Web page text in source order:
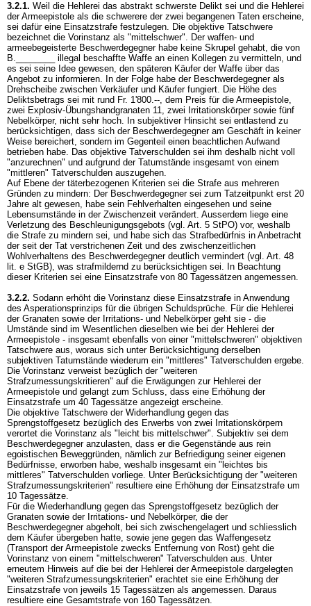
3.2.1. Weil die Hehlerei das abstrakt schwerste Delikt sei und die Hehlerei
der Armeepistole als die schwerere der zwei begangenen Taten erscheine,
sei dafür eine Einsatzstrafe festzulegen. Die objektive Tatschwere
bezeichnet die Vorinstanz als "mittelschwer". Der waffen- und
armeebegeisterte Beschwerdegegner habe keine Skrupel gehabt, die von
B.________ illegal beschaffte Waffe an einen Kollegen zu vermitteln, und
es sei seine Idee gewesen, den späteren Käufer der Waffe über das
Angebot zu informieren. In der Folge habe der Beschwerdegegner als
Drehscheibe zwischen Verkäufer und Käufer fungiert. Die Höhe des
Deliktsbetrags sei mit rund Fr. 1'800.--, dem Preis für die Armeepistole,
zwei Explosiv-Übungshandgranaten 11, zwei Irritationskörper sowie fünf
Nebelkörper, nicht sehr hoch. In subjektiver Hinsicht sei entlastend zu
berücksichtigen, dass sich der Beschwerdegegner am Geschäft in keiner
Weise bereichert, sondern im Gegenteil einen beachtlichen Aufwand
betrieben habe. Das objektive Tatverschulden sei ihm deshalb nicht voll
"anzurechnen" und aufgrund der Tatumstände insgesamt von einem
"mittleren" Tatverschulden auszugehen.
Auf Ebene der täterbezogenen Kriterien sei die Strafe aus mehreren
Gründen zu mindern: Der Beschwerdegegner sei zum Tatzeitpunkt erst 20
Jahre alt gewesen, habe sein Fehlverhalten eingesehen und seine
Lebensumstände in der Zwischenzeit verändert. Ausserdem liege eine
Verletzung des Beschleunigungsgebots (vgl. Art. 5 StPO) vor, weshalb
die Strafe zu mindern sei, und habe sich das Strafbedürfnis in Anbetracht
der seit der Tat verstrichenen Zeit und des zwischenzeitlichen
Wohlverhaltens des Beschwerdegegner deutlich vermindert (vgl. Art. 48
lit. e StGB), was strafmildernd zu berücksichtigen sei. In Beachtung
dieser Kriterien sei eine Einsatzstrafe von 80 Tagessätzen angemessen.
3.2.2. Sodann erhöht die Vorinstanz diese Einsatzstrafe in Anwendung
des Asperationsprinzips für die übrigen Schuldsprüche. Für die Hehlerei
der Granaten sowie der Irritations- und Nebelkörper geht sie - die
Umstände sind im Wesentlichen dieselben wie bei der Hehlerei der
Armeepistole - insgesamt ebenfalls von einer "mittelschweren" objektiven
Tatschwere aus, woraus sich unter Berücksichtigung derselben
subjektiven Tatumstände wiederum ein "mittleres" Tatverschulden ergebe.
Die Vorinstanz verweist bezüglich der "weiteren
Strafzumessungskritieren" auf die Erwägungen zur Hehlerei der
Armeepistole und gelangt zum Schluss, dass eine Erhöhung der
Einsatzstrafe um 40 Tagessätze angezeigt erscheine.
Die objektive Tatschwere der Widerhandlung gegen das
Sprengstoffgesetz bezüglich des Erwerbs von zwei Irritationskörpern
verortet die Vorinstanz als "leicht bis mittelschwer". Subjektiv sei dem
Beschwerdegegner anzulasten, dass er die Gegenstände aus rein
egoistischen Beweggründen, nämlich zur Befriedigung seiner eigenen
Bedürfnisse, erworben habe, weshalb insgesamt ein "leichtes bis
mittleres" Tatverschulden vorliege. Unter Berücksichtigung der "weiteren
Strafzumessungskriterien" resultiere eine Erhöhung der Einsatzstrafe um
10 Tagessätze.
Für die Wiederhandlung gegen das Sprengstoffgesetz bezüglich der
Granaten sowie der Irritations- und Nebelkörper, die der
Beschwerdegegner abgeholt, bei sich zwischengelagert und schliesslich
dem Käufer übergeben hatte, sowie jene gegen das Waffengesetz
(Transport der Armeepistole zwecks Entfernung von Rost) geht die
Vorinstanz von einem "mittelschweren" Tatverschulden aus. Unter
erneutem Hinweis auf die bei der Hehlerei der Armeepistole dargelegten
"weiteren Strafzumessungskriterien" erachtet sie eine Erhöhung der
Einsatzstrafe von jeweils 15 Tagessätzen als angemessen. Daraus
resultiere eine Gesamtstrafe von 160 Tagessätzen.